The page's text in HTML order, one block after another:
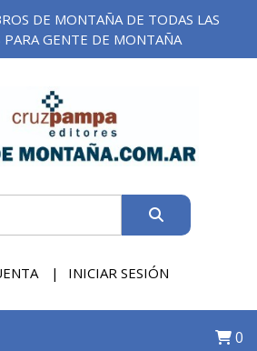
DE MONTAÑA DE TODAS LAS
PARA GENTE DE MONTAÑA
INICIAR SESIÓN
0